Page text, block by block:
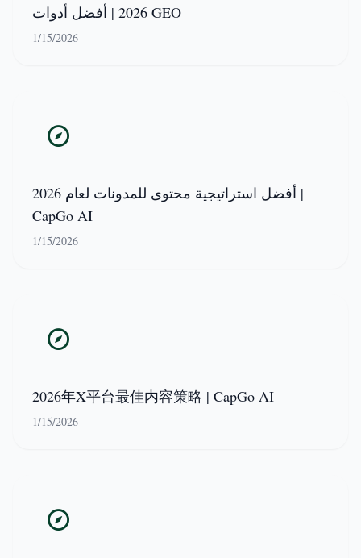
2026 | أفضل أدوات GEO
1/15/2026
أفضل استراتيجية محتوى للمدونات لعام 2026 |
CapGo AI
1/15/2026
2026年X平台最佳内容策略 | CapGo AI
1/15/2026